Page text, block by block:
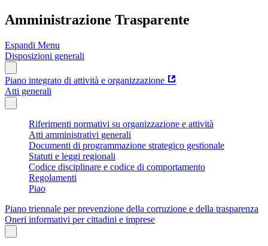
Amministrazione Trasparente
Espandi Menu
Disposizioni generali
Piano integrato di attività e organizzazione
Atti generali
Riferimenti normativi su organizzazione e attività
Atti amministrativi generali
Documenti di programmazione strategico gestionale
Statuti e leggi regionali
Codice disciplinare e codice di comportamento
Regolamenti
Piao
Piano triennale per prevenzione della corruzione e della trasparenza
Oneri informativi per cittadini e imprese